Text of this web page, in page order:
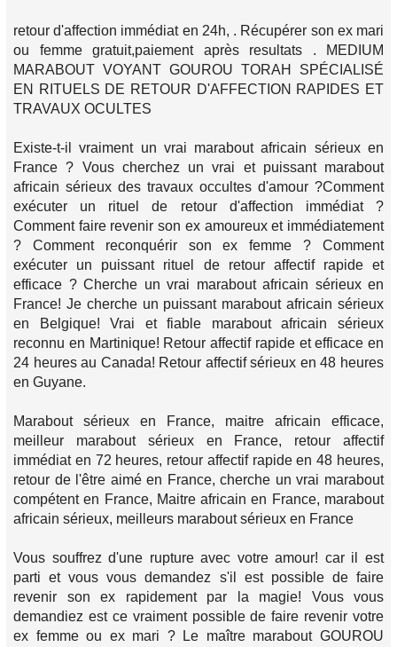
retour d'affection immédiat en 24h, . Récupérer son ex mari
ou femme gratuit,paiement après resultats . MEDIUM
MARABOUT VOYANT GOUROU TORAH SPÉCIALISÉ
EN RITUELS DE RETOUR D'AFFECTION RAPIDES ET
TRAVAUX OCULTES
Existe-t-il vraiment un vrai marabout africain sérieux en
France ? Vous cherchez un vrai et puissant marabout
africain sérieux des travaux occultes d'amour ?Comment
exécuter un rituel de retour d'affection immédiat ?
Comment faire revenir son ex amoureux et immédiatement
? Comment reconquérir son ex femme ? Comment
exécuter un puissant rituel de retour affectif rapide et
efficace ? Cherche un vrai marabout africain sérieux en
France! Je cherche un puissant marabout africain sérieux
en Belgique! Vrai et fiable marabout africain sérieux
reconnu en Martinique! Retour affectif rapide et efficace en
24 heures au Canada! Retour affectif sérieux en 48 heures
en Guyane.
Marabout sérieux en France, maitre africain efficace,
meilleur marabout sérieux en France, retour affectif
immédiat en 72 heures, retour affectif rapide en 48 heures,
retour de l'être aimé en France, cherche un vrai marabout
compétent en France, Maitre africain en France, marabout
africain sérieux, meilleurs marabout sérieux en France
Vous souffrez d'une rupture avec votre amour! car il est
parti et vous vous demandez s'il est possible de faire
revenir son ex rapidement par la magie! Vous vous
demandiez est ce vraiment possible de faire revenir votre
ex femme ou ex mari ? Le maître marabout GOUROU